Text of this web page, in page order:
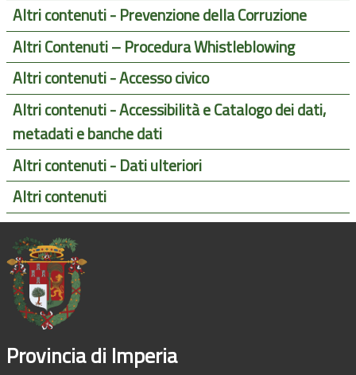
Altri contenuti - Prevenzione della Corruzione
Altri Contenuti – Procedura Whistleblowing
Altri contenuti - Accesso civico
Altri contenuti - Accessibilità e Catalogo dei dati,
metadati e banche dati
Altri contenuti - Dati ulteriori
Altri contenuti
Provincia di Imperia